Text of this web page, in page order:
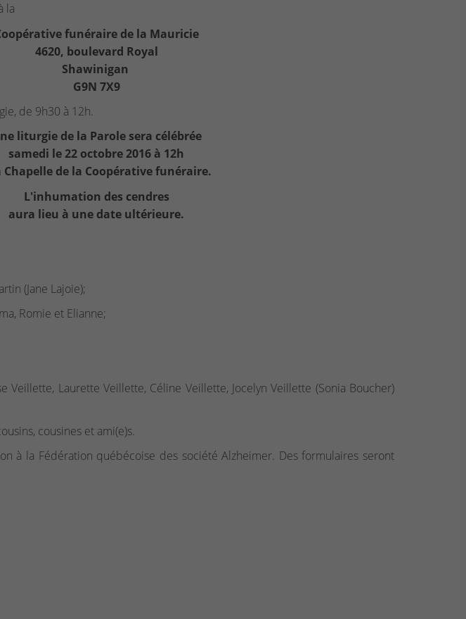
la
funéraire de la Mauricie
4620, boulevard Royal
Shawinigan
G9N 7X9
de 9h30 à 12h.
liturgie de la Parole sera célébrée
samedi le 22 octobre 2016 à 12h
Chapelle de la Coopérative funéraire.
L'inhumation des cendres
aura lieu à une date ultérieure.
(Jane Lajoie);
Romie et Elianne;
Veillette, Laurette Veillette, Céline Veillette, Jocelyn Veillette (Sonia Boucher)
cousines et ami(e)s.
à la Fédération québécoise des société Alzheimer. Des formulaires seront